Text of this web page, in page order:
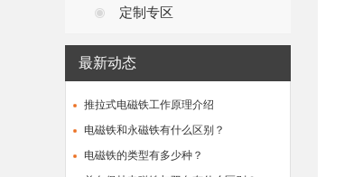
定制专区
最新动态
推拉式电磁铁工作原理介绍
电磁铁和永磁铁有什么区别？
电磁铁的类型有多少种？